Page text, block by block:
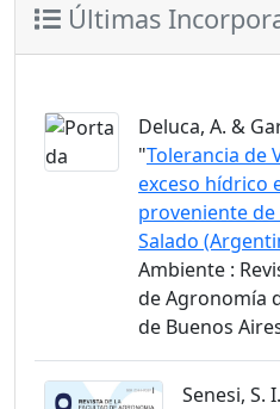
Últimas
Deluca, A. &
"Tolerancia de
exceso hídrico
proveniente de
Salado
Ambiente :
de Agronomía
de Buenos
Senesi, S.